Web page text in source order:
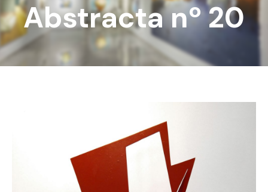
Abstracta nº 20